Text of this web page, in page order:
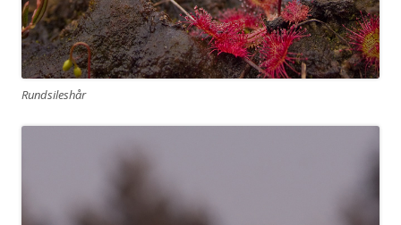
Rundsileshår